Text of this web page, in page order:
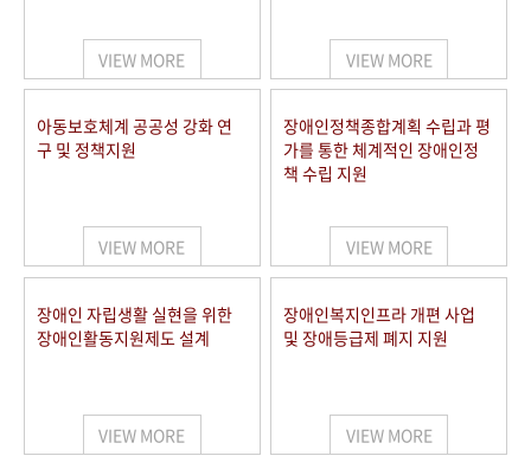
VIEW MORE VIEW MORE
아동보호체계 공공성 강화 연
구 및 정책지원
VIEW MORE
장애인정책종합계획 수립과 평
가를 통한 체계적인 장애인정
책 수립 지원
VIEW MORE
장애인 자립생활 실현을 위한
장애인활동지원제도 설계
VIEW MORE
장애인복지인프라 개편 사업
및 장애등급제 폐지 지원
VIEW MORE